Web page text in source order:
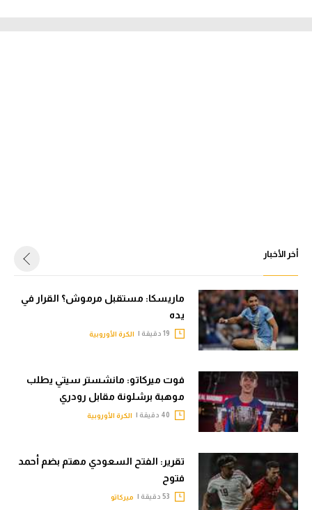
أخر الأخبار
ماريسكا: مستقبل مرموش؟ القرار في
يده
الكرة الأوروبية
فوت ميركاتو: مانشستر سيتي يطلب
موهبة برشلونة مقابل رودري
الكرة الأوروبية
تقرير: الفتح السعودي مهتم بضم أحمد
فتوح
ميركاتو